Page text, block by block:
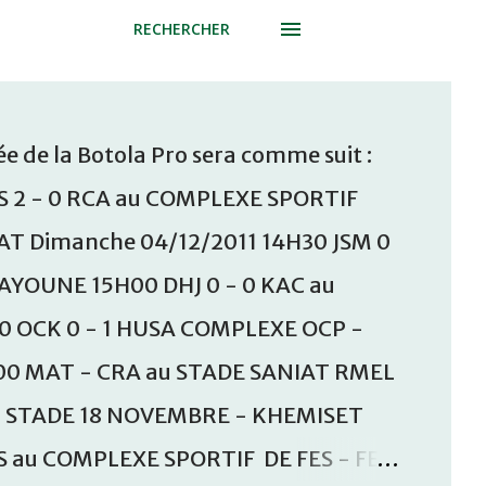
RECHERCHER
de la Botola Pro sera comme suit :
- 0 RCA au COMPLEXE SPORTIF
Dimanche 04/12/2011 14H30 JSM 0
15H00 DHJ 0 - 0 KAC au
OCK 0 - 1 HUSA COMPLEXE OCP -
MAT - CRA au STADE SANIAT RMEL
18 NOVEMBRE - KHEMISET
COMPLEXE SPORTIF DE FES - FES